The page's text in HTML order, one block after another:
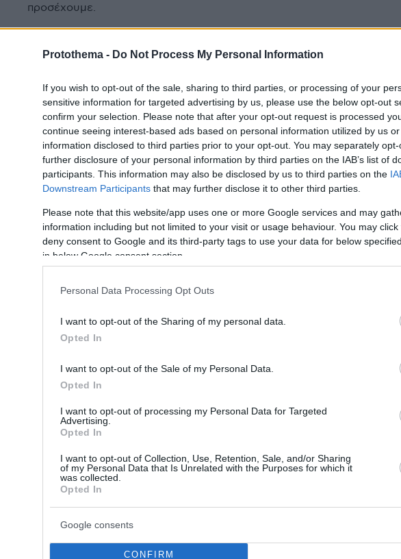
Protothema - Do Not Process My Personal Information
If you wish to opt-out of the sale, sharing to third parties, or processing of your
sensitive information for targeted advertising by us, please use the below opt-out
confirm your selection. Please note that after your opt-out request is processed
continue seeing interest-based ads based on personal information utilized by us
information disclosed to third parties prior to your opt-out. You may separately
further disclosure of your personal information by third parties on the IAB’s list of
participants. This information may also be disclosed by us to third parties on the
Downstream Participants that may further disclose it to other third parties.
Please note that this website/app uses one or more Google services and may
information including but not limited to your visit or usage behaviour. You may
deny consent to Google and its third-party tags to use your data for below
in below Google consent section.
Personal Data Processing Opt Outs
I want to opt-out of the Sharing of my personal data.
Opted In
I want to opt-out of the Sale of my Personal Data.
Opted In
I want to opt-out of processing my Personal Data for Targeted
Advertising.
Opted In
I want to opt-out of Collection, Use, Retention, Sale, and/or Sharing
of my Personal Data that Is Unrelated with the Purposes for which it
was collected.
Opted In
Google consents
CONFIRM
προσέχουμε.
ανοσοποιητικό και είναι γεμάτο
βιταμίνη C
Το κρίταμο με τη λεμονάτη γεύση αποτελεί ένα από τα πιο
δυναμωτικά βότανα για την άμυνα του οργανισμού ενώ έχει και
μεγάλη περιεκτικότητα σε βιταμίνη C
06.09.2019, 11:57